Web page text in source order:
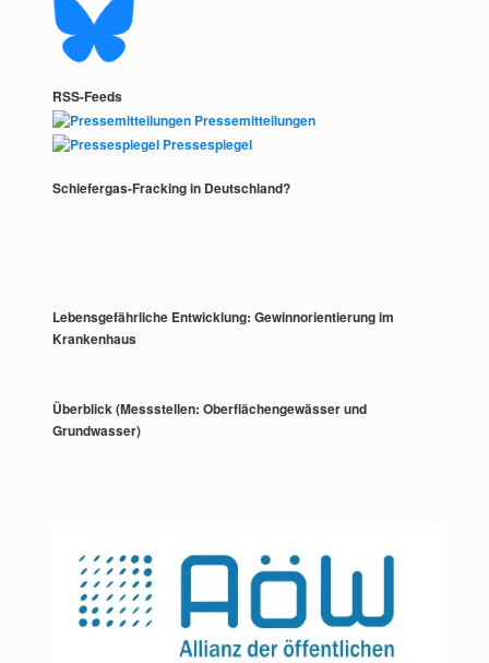
RSS-Feeds
Pressemitteilungen
Pressespiegel
Schiefergas-Fracking in Deutschland?
Lebensgefährliche Entwicklung: Gewinnorientierung im
Krankenhaus
Überblick (Messstellen: Oberflächengewässer und
Grundwasser)